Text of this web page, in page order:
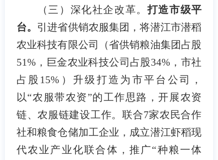
（三） 深化社企改革。打造市级平
台。 引进省供销农服集团，将潜江市潜稻
农业科技有限公司（省供销粮油集团占股
51%，巨金农业科技公司占股34%，市社
占股15%）升级打造为市平台公司，
以“农服带农资”的工作思路，开展农资
链、农服链建设工作。联合7家农民合作
社和粮食仓储加工企业，成立潜江虾稻现
代农业产业化联合体，推广“种粮一体